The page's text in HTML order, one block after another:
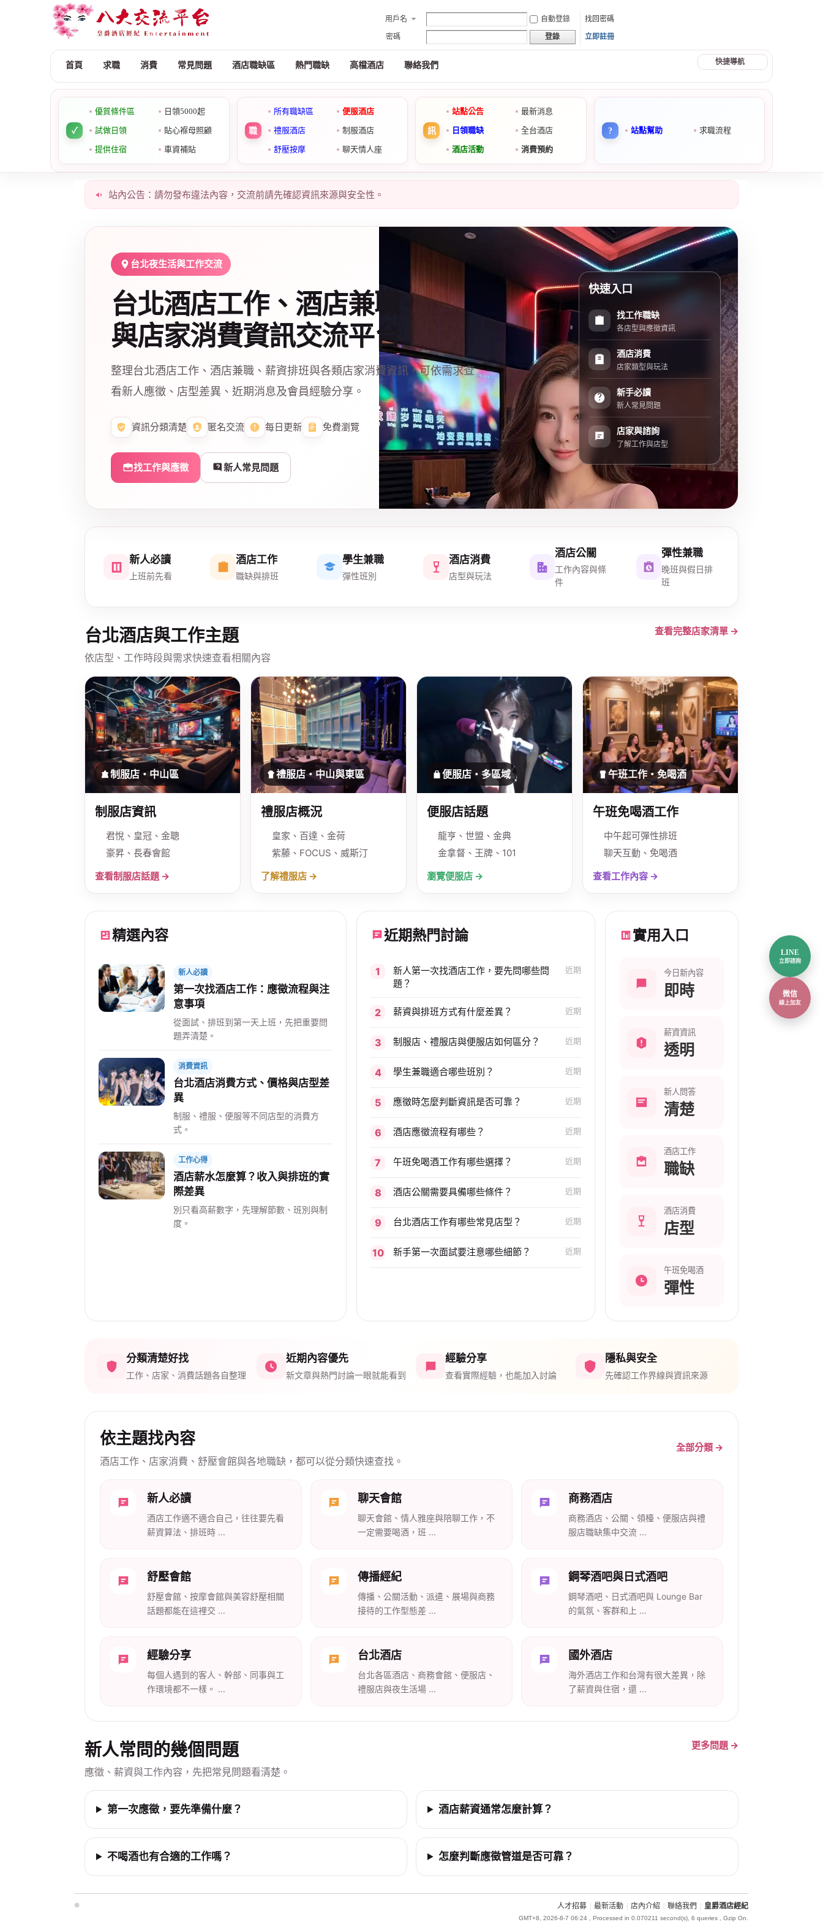
用戶名 自動登錄 找回密碼
密碼 登錄 立即註冊
快捷導航
首頁 求職 消費 常見問題 酒店職缺區 熱門職缺 高檔酒店 聯絡我們
優質條件區 日領5000起
試做日領 貼心褓母照顧
提供住宿 車資補貼
所有職缺區 便服酒店
禮服酒店 制服酒店
舒壓按摩 聊天情人座
站點公告 最新消息
日領職缺 全台酒店
酒店活動 消費預約
站點幫助 求職流程
站內公告：請勿發布違法內容，交流前請先確認資訊來源與安全性。
台北夜生活與工作交流
台北酒店工作、酒店兼職
與店家消費資訊交流平台
整理台北酒店工作、酒店兼職、薪資排班與各類店家消費資訊，可依需求查
看新人應徵、店型差異、近期消息及會員經驗分享。
資訊分類清楚 匿名交流 每日更新 免費瀏覽
找工作與應徵 新人常見問題
快速入口
找工作職缺
各店型與應徵資訊
酒店消費
店家類型與玩法
新手必讀
新人常見問題
店家與諮詢
了解工作與店型
新人必讀
上班前先看
酒店工作
職缺與排班
學生兼職
彈性班別
酒店消費
店型與玩法
酒店公關
工作內容與條
件
彈性兼職
晚班與假日排
班
台北酒店與工作主題
依店型、工作時段與需求快速查看相關內容
查看完整店家清單 →
制服店・中山區
制服店資訊
君悅、皇冠、金聰
豪昇、長春會館
查看制服店話題 →
禮服店・中山與東區
禮服店概況
皇家、百達、金荷
紫藤、FOCUS、威斯汀
了解禮服店 →
便服店・多區域
便服店話題
龍亨、世盟、金典
金拿督、王牌、101
瀏覽便服店 →
午班工作・免喝酒
午班免喝酒工作
中午起可彈性排班
聊天互動、免喝酒
查看工作內容 →
精選內容
新人必讀
第一次找酒店工作：應徵流程與注
意事項
從面試、排班到第一天上班，先把重要問
題弄清楚。
消費資訊
台北酒店消費方式、價格與店型差
異
制服、禮服、便服等不同店型的消費方
式。
工作心得
酒店薪水怎麼算？收入與排班的實
際差異
別只看高薪數字，先理解節數、班別與制
度。
近期熱門討論
新人第一次找酒店工作，要先問哪些問
題？
近期
薪資與排班方式有什麼差異？ 近期
制服店、禮服店與便服店如何區分？ 近期
學生兼職適合哪些班別？ 近期
應徵時怎麼判斷資訊是否可靠？ 近期
酒店應徵流程有哪些？ 近期
午班免喝酒工作有哪些選擇？ 近期
酒店公關需要具備哪些條件？ 近期
台北酒店工作有哪些常見店型？ 近期
新手第一次面試要注意哪些細節？ 近期
實用入口
今日新內容
即時
薪資資訊
透明
新人問答
清楚
酒店工作
職缺
酒店消費
店型
午班免喝酒
彈性
分類清楚好找
工作、店家、消費話題各自整理
近期內容優先
新文章與熱門討論一眼就能看到
經驗分享
查看實際經驗，也能加入討論
隱私與安全
先確認工作界線與資訊來源
依主題找內容
酒店工作、店家消費、舒壓會館與各地職缺，都可以從分類快速查找。
全部分類 →
新人必讀
酒店工作適不適合自己，往往要先看
薪資算法、排班時 ...
聊天會館
聊天會館、情人雅座與陪聊工作，不
一定需要喝酒，班 ...
商務酒店
商務酒店、公關、領檯、便服店與禮
服店職缺集中交流 ...
舒壓會館
舒壓會館、按摩會館與美容舒壓相關
話題都能在這裡交 ...
傳播經紀
傳播、公關活動、派遣、展場與商務
接待的工作型態差 ...
鋼琴酒吧與日式酒吧
鋼琴酒吧、日式酒吧與 Lounge Bar
的氣氛、客群和上 ...
經驗分享
每個人遇到的客人、幹部、同事與工
作環境都不一樣。 ...
台北酒店
台北各區酒店、商務會館、便服店、
禮服店與夜生活場 ...
國外酒店
海外酒店工作和台灣有很大差異，除
了薪資與住宿，還 ...
新人常問的幾個問題
應徵、薪資與工作內容，先把常見問題看清楚。
更多問題 →
第一次應徵，要先準備什麼？ 酒店薪資通常怎麼計算？
不喝酒也有合適的工作嗎？ 怎麼判斷應徵管道是否可靠？
人才招募 最新活動 店內介紹 聯絡我們 皇爵酒店經紀
GMT+8, 2026-8-7 06:24 , Processed in 0.070211 second(s), 6 queries , Gzip On.
©
LINE
立即諮詢
微信
線上加友